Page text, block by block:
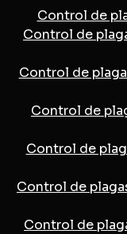
Control de
Control de
Control de
Control de
Control de
Control de
Control de